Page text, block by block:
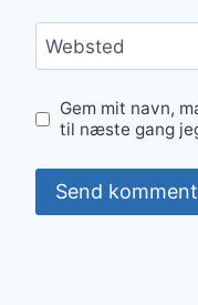
Websted
Gem mit navn,
til næste gang